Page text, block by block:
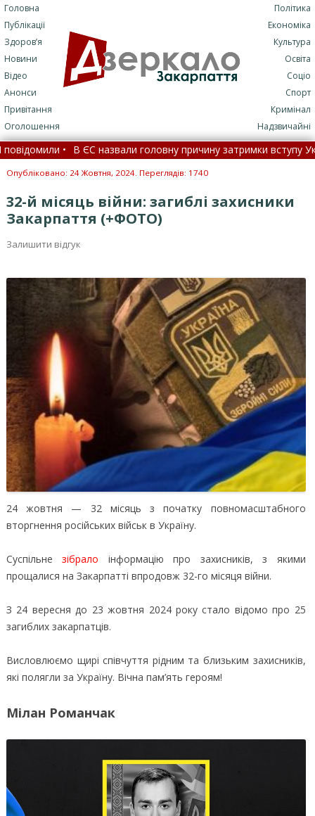
Головна
Публікації
Здоров’я
Новини
Відео
Анонси
Привітання
Оголошення
Політика
Економіка
Культура
Освіта
Соціо
Спорт
Кримінал
Надзвичайні
причину затримки вступу України, – FT • Зеленський
і дівчина (ФОТО)• Офіційний курс валют на 7 серпня •
Опубліковано: 24 Жовтня, 2024. Переглядів: 1740
32-й місяць війни: загиблі захисники
Закарпаття (+ФОТО)
Залишити відгук
24 жовтня — 32 місяць з початку повномасштабного
вторгнення російських військ в Україну.
Суспільнезібрало
інформацію про захисників, з якими
прощалися на Закарпатті впродовж 32-го місяця війни.
З 24 вересня до 23 жовтня 2024 року стало відомо про 25
загиблих закарпатців.
Висловлюємо щирі співчуття рідним та близьким захисників,
які полягли за Україну. Вічна пам’ять героям!
Мілан Романчак